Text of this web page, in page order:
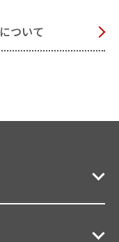
ついて